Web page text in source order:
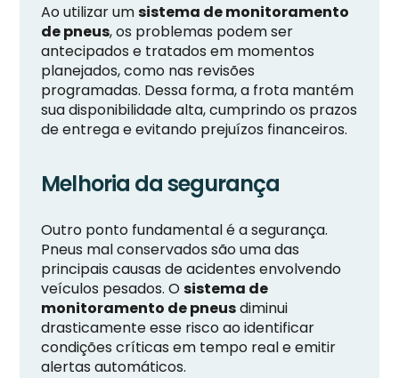
Ao utilizar umsistema de monitoramento
de pneus, os problemas podem ser
antecipados e tratados em momentos
planejados, como nas revisões
programadas. Dessa forma, a frota mantém
sua disponibilidade alta, cumprindo os prazos
de entrega e evitando prejuízos financeiros.
Melhoria da segurança
Outro ponto fundamental é a segurança.
Pneus mal conservados são uma das
principais causas de acidentes envolvendo
veículos pesados. Osistema de
monitoramento de pneusdiminui
drasticamente esse risco ao identificar
condições críticas em tempo real e emitir
alertas automáticos.